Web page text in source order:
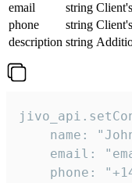
email
string
phone
string
description string
name:
email:
phone: